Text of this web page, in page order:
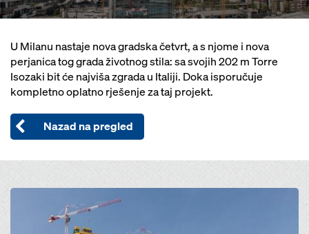
U Milanu nastaje nova gradska četvrt, a s njome i nova
perjanica tog grada životnog stila: sa svojih 202 m Torre
Isozaki bit će najviša zgrada u Italiji. Doka isporučuje
kompletno oplatno rješenje za taj projekt.
Nazad na pregled
Open